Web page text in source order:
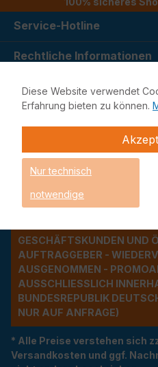
Service-Hotline
Rechtliche Informationen
Unsere Services
Unsere Schwerpunkte
Adresse
ESCHÄFTSKUNDEN UND
UFTRAGGEBER -
USGENOMMEN -
USSCHLIESSLICH
NDESREPUBLIK
R AUF ANFRAGE)
* Alle Preise verstehen sich
Versandkosten und ggf.
Diese Website verwendet
Erfahrung bieten zu können.
Nur technisch
notwendige